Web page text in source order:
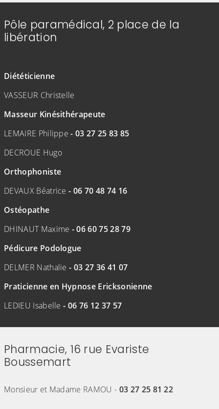
Pôle paramédical, 2 place de la
libération
Diététicienne
VASSEUR Christelle
Masseur Kinésithérapeute
LEMAIRE Philippe - 03 27 25 83 85
DECROUE Hugo
Orthophoniste
DEVAUX Béatrice- 06 70 48 74 16
Ostéopathe
DHINAUT Maxime - 06 60 75 28 79
Pédicure Podologue
DELMER Nathalie- 03 27 36 41 07
Praticienne en Hypnose Ericksonienne
LEDIEU Isabelle- 06 76 12 37 57
Pharmacie, 16 rue Evariste
Boussemart
Monsieur et Madame RAMOU - 03 27 25 81 22